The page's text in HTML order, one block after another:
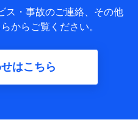
報（氏名、住所、生年月
者の関係、保険加入の目的、
料のお支払方法、車のメーカ
お客様との応対記録（お客様
情報、メールマガジンを提供
の情報及び保険の更改案内等
信履歴などの情報）が含まれ
・フィナンシャルグループが
ス・事故のご連絡、その他
からご覧ください。
はこちら